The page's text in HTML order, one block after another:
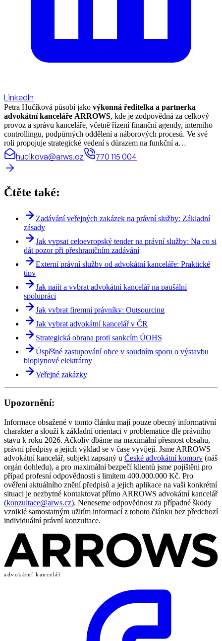
LinkedIn
Petra Hučíková působí jako výkonná ředitelka a partnerka
advokátní kanceláře ARROWS, kde je zodpovědná za celkový
provoz a správu kanceláře, včetně řízení finanční agendy, interního
controllingu, podpůrných oddělení a náborových procesů. Ve své
roli propojuje strategické vedení s důrazem na funkční a
transparentní každodenní řízení, díky čemuž se ARROWS
dlouhodobě řadí mezi nejrychleji rostoucí advokátní kanceláře v
České republice.
Ve své pozici zajišťuje hladký chod všech klíčových procesů
kanceláře napříč odděleními a systematicky se věnuje jejich
digitalizaci, až po nastavování týmových cílů, rozpočtů a metrik
výkonnosti. V oblasti vedení lidí klade důraz na profesionalitu,
systematičnost, jasně definované odpovědnosti a podporu týmové
spolupráce napříč kanceláří.
Je historicky druhou neprávničkou, která se stala partnerkou
advokátní kanceláře v České republice. Její přirozený analytický
přístup, důraz na řád a schopnost propojovat čísla, technologie a
lidský potenciál přinesly ARROWS moderní provozní model
reflektující potřeby 21. století.
hucikova@arws.cz 770 115 004
Čtěte také:
Zadávání veřejných zakázek na právní služby: Základní
zásady
Jak vypsat celoevropský tender na právní služby: Na co si
dát pozor při přeshraničním zadávání
Externí právní služby od advokátní kanceláře: Praktické
tipy
Jak najít a vybrat advokátní kancelář na paušální
spolupráci
Jak vybrat firemní právníky: Outsourcing
Jak vybrat advokátní kancelář v ČR
Strategická obrana proti sankcím ÚOHS
Úspěšné zastupování obce v soudním sporu o výstavbu
bioplynové elektrárny
Veřejné zakázky
Upozornění:
Informace obsažené v tomto článku mají pouze obecný informativní
charakter a slouží k základní orientaci v problematice dle právního
stavu k roku 2026. Ačkoliv dbáme na maximální přesnost obsahu,
právní předpisy a jejich výklad se v čase vyvíjejí. Jsme ARROWS
advokátní kancelář, subjekt zapsaný u České advokátní komory (náš
orgán dohledu), a pro maximální bezpečí klientů jsme pojištěni pro
případ profesní odpovědnosti s limitem 400.000.000 Kč. Pro
ověření aktuálního znění předpisů a jejich aplikace na vaši konkrétní
situaci je nezbytné kontaktovat přímo ARROWS advokátní kancelář
(konzultace@arws.cz). Neneseme odpovědnost za případné škody
vzniklé samostatným užitím informací z tohoto článku bez předchozí
individuální právní konzultace.
advokátní kancelář